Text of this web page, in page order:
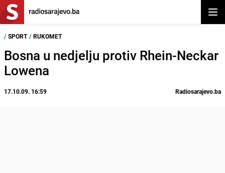
/ SPORT / RUKOMET
Bosna u nedjelju protiv Rhein-Neckar
Lowena
17.10.09. 16:59 Radiosarajevo.ba